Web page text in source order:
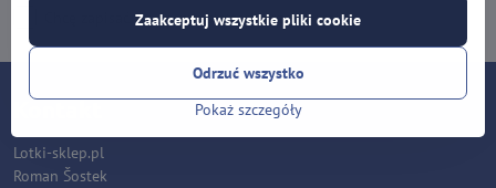
Chcę zapisać się do newslettera przez e-mail
Kontakt
Lotki-sklep.pl
Roman Šostek
Pokaż szczegóły
Zaakceptuj wszystkie pliki cookie
Odrzuć wszystko